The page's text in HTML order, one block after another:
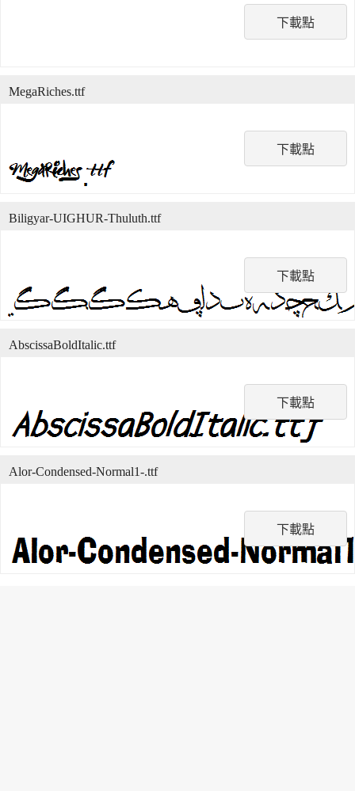
下載點
下載點
MegaRiches.ttf
下載點
Biligyar-UIGHUR-Thuluth.ttf
下載點
AbscissaBoldItalic.ttf
下載點
Alor-Condensed-Normal1-.ttf